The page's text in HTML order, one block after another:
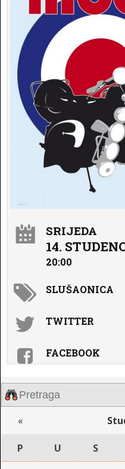
SRIJEDA
14.
20:00
SLUŠAONICA
TWITTER
FACEBOOK
«
P U S